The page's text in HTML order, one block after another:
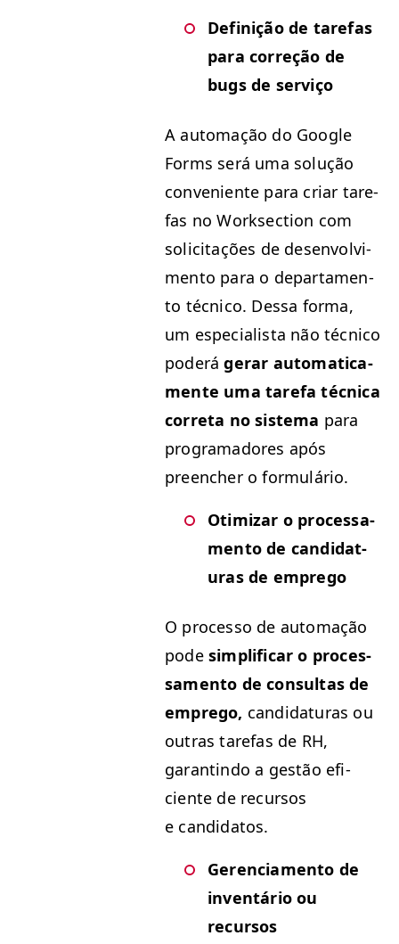
Definição de tare­fas
para cor­reção de
bugs de serviço
A automação do Google
Forms será uma solução
con­ve­niente para cri­ar tare­
fas no Work­sec­tion com
solic­i­tações de desen­volvi­
men­to para o depar­ta­men­
to téc­ni­co. Dessa for­ma,
um espe­cial­ista não téc­ni­co
poderáger­ar auto­mati­ca­
mente uma tare­fa téc­ni­ca
cor­re­ta no sis­tema para
pro­gra­madores após
preencher o formulário.
Otimizar o proces­sa­
men­to de can­di­dat­
uras de emprego
O proces­so de automação
pode sim­pli­ficar o proces­
sa­men­to de con­sul­tas de
emprego, can­di­dat­uras ou
out­ras tare­fas de RH,
garan­ti­n­do a gestão efi­
ciente de recur­sos
e candidatos.
Geren­ci­a­men­to de
inven­tário ou
recursos